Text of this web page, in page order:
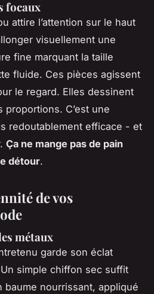
focaux
attire l’attention sur le haut
visuellement une
fine marquant la taille
fluide. Ces pièces agissent
le regard. Elles dessinent
C’est une
redoutablement efficace - et
Ça ne mange pas de pain
détour.
de vos
métaux
garde son éclat
simple chiffon sec suffit
baume nourrissant, appliqué